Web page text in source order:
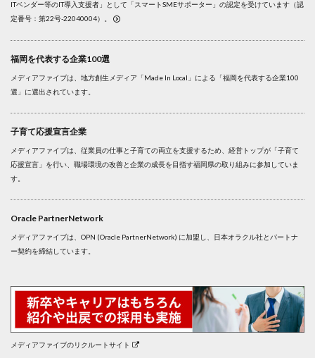
ITベンダー等のIT導入支援者」として「スマートSMEサポーター」の認定を受けています（認
定番号：第22号-22040004）。
福岡を代表する企業100選
メディアファイブは、地方創生メディア「Made In Local」による「福岡を代表する企業100
選」に選出されています。
子育て応援宣言企業
メディアファイブは、従業員の仕事と子育ての両立を支援するため、経営トップが「子育て
応援宣言」を行い、職場環境の改善と企業の成長を目指す福岡県の取り組みに参加していま
す。
Oracle PartnerNetwork
メディアファイブは、OPN (Oracle PartnerNetwork) に加盟し、日本オラクル社とパートナ
ー契約を締結しています。
メディアファイブのリクルートサイト